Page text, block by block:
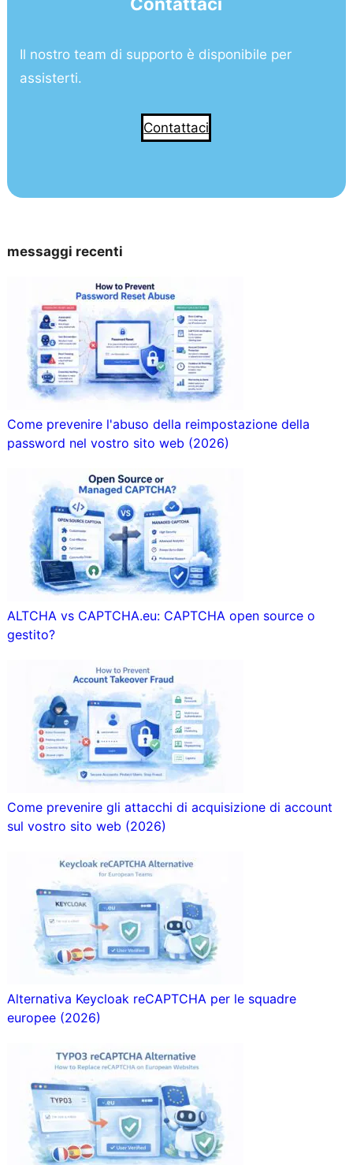
Il nostro team di supporto è disponibile per
assisterti.
Contattaci
messaggi recenti
Come prevenire l'abuso della reimpostazione della
password nel vostro sito web (2026)
ALTCHA vs CAPTCHA.eu: CAPTCHA open source o
gestito?
Come prevenire gli attacchi di acquisizione di account
sul vostro sito web (2026)
Alternativa Keycloak reCAPTCHA per le squadre
europee (2026)